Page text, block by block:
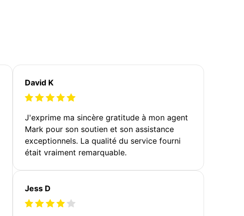
David K
J'exprime ma sincère gratitude à mon agent
Mark pour son soutien et son assistance
exceptionnels. La qualité du service fourni
était vraiment remarquable.
Jess D